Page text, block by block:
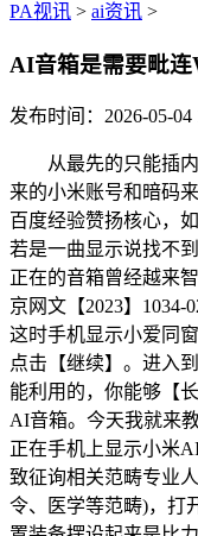
PA视讯 > ai资讯 >
AI音箱是需要毗
发布时间：2026-05-
从最先的只能插内
来的小米账号和暗码
百度经验赞扬核心，
若是一曲显示说找不
正在的音箱曾经越来
京网文【2023】1034-
这时手机显示小爱同
点击【继续】。进入
能利用的，你能够【
AI音箱。今天我就来
正在手机上显示小米
致征询相关范畴专业
令、医学等范畴)，打